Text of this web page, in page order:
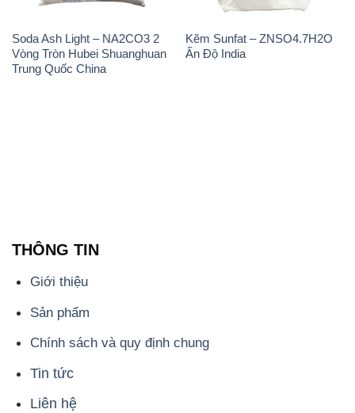
Soda Ash Light – NA2CO3 2
Vòng Tròn Hubei Shuanghuan
Trung Quốc China
Kẽm Sunfat – ZNSO4.7H2O
Ấn Độ India
THÔNG TIN
Giới thiệu
Sản phẩm
Chính sách và quy định chung
Tin tức
Liên hệ